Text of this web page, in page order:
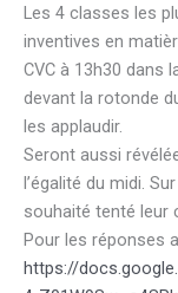
Les 4 classes les
inventives en
CVC à 13h30 dans
devant la rotonde
les applaudir.
Seront aussi
l’égalité du midi.
souhaité tenté leur
Pour les réponses
https://